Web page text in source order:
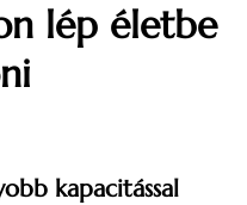
lép életbe
kapacitással